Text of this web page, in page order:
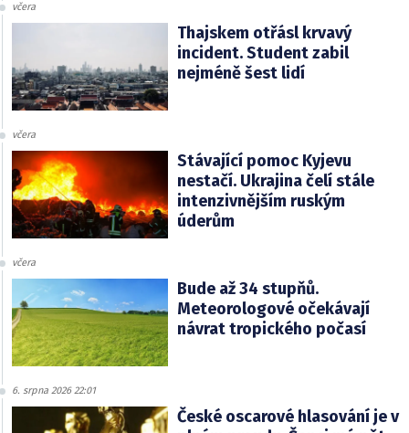
včera
Thajskem otřásl krvavý
incident. Student zabil
nejméně šest lidí
včera
Stávající pomoc Kyjevu
nestačí. Ukrajina čelí stále
intenzivnějším ruským
úderům
včera
Bude až 34 stupňů.
Meteorologové očekávají
návrat tropického počasí
6. srpna 2026 22:01
České oscarové hlasování je v